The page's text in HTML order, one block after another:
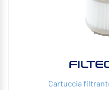
Cartuccia